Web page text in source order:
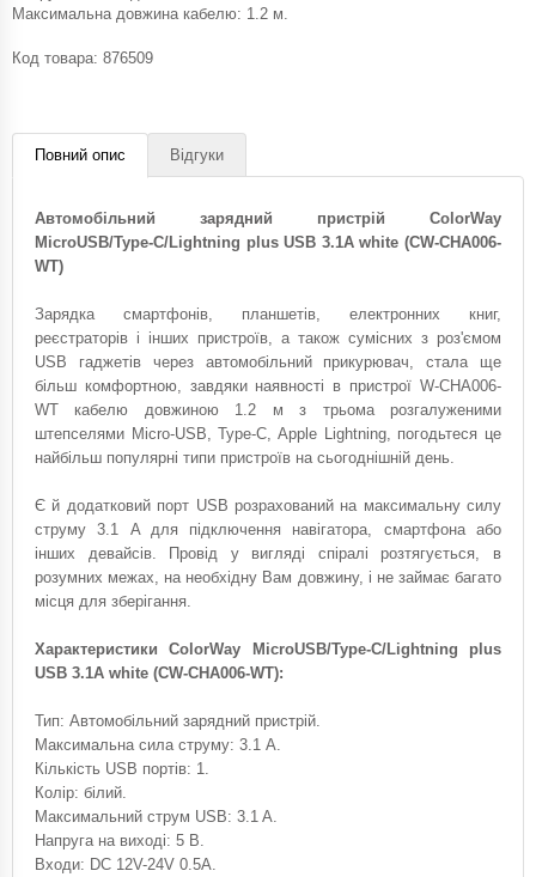
Максимальна довжина кабелю: 1.2 м.
Код товара: 876509
Повний опис Відгуки
Автомобільний зарядний пристрій ColorWay
MicroUSB/Type-C/Lightning plus USB 3.1A white (CW-CHA006-
WT)
Зарядка смартфонів, планшетів, електронних книг,
реєстраторів і інших пристроїв, а також сумісних з роз'ємом
USB гаджетів через автомобільний прикурювач, стала ще
більш комфортною, завдяки наявності в пристрої W-CHA006-
WT кабелю довжиною 1.2 м з трьома розгалуженими
штепселями Micro-USB, Type-C, Apple Lightning, погодьтеся це
найбільш популярні типи пристроїв на сьогоднішній день.
Є й додатковий порт USB розрахований на максимальну силу
струму 3.1 A для підключення навігатора, смартфона або
інших девайсів. Провід у вигляді спіралі розтягується, в
розумних межах, на необхідну Вам довжину, і не займає багато
місця для зберігання.
Характеристики ColorWay MicroUSB/Type-C/Lightning plus
USB 3.1A white (CW-CHA006-WT):
Тип: Автомобільний зарядний пристрій.
Максимальна сила струму: 3.1 A.
Кількість USB портів: 1.
Колір: білий.
Максимальний струм USB: 3.1 A.
Напруга на виході: 5 В.
Входи: DC 12V-24V 0.5A.